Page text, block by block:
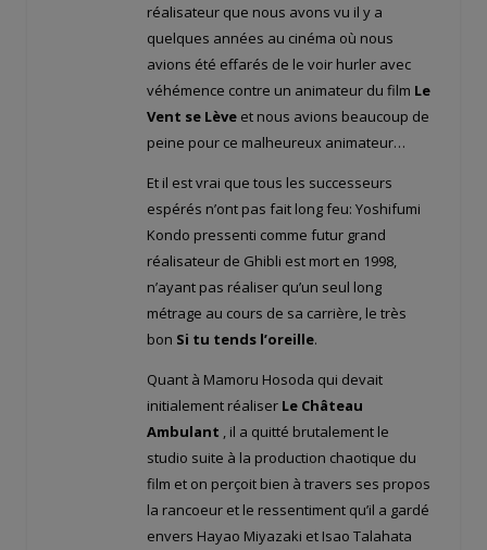
réalisateur que nous avons vu il y a
quelques années au cinéma où nous
avions été effarés de le voir hurler avec
véhémence contre un animateur du film Le
Vent se Lève et nous avions beaucoup de
peine pour ce malheureux animateur…
Et il est vrai que tous les successeurs
espérés n’ont pas fait long feu: Yoshifumi
Kondo pressenti comme futur grand
réalisateur de Ghibli est mort en 1998,
n’ayant pas réaliser qu’un seul long
métrage au cours de sa carrière, le très
bon Si tu tends l’oreille.
Quant à Mamoru Hosoda qui devait
initialement réaliser Le Château
Ambulant , il a quitté brutalement le
studio suite à la production chaotique du
film et on perçoit bien à travers ses propos
la rancoeur et le ressentiment qu’il a gardé
envers Hayao Miyazaki et Isao Talahata